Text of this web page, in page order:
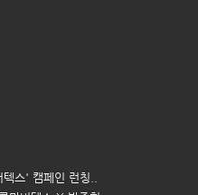
스' 캠페인 런칭..